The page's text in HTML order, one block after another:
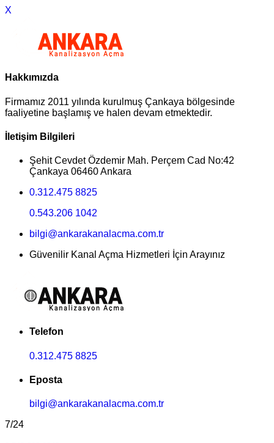
X
Hakkımızda
Firmamız 2011 yılında kurulmuş Çankaya bölgesinde
faaliyetine başlamış ve halen devam etmektedir.
İletişim Bilgileri
Şehit Cevdet Özdemir Mah. Perçem Cad No:42
Çankaya 06460 Ankara
0.312.475 8825
0.543.206 1042
bilgi@ankarakanalacma.com.tr
Güvenilir Kanal Açma Hizmetleri İçin Arayınız
Telefon
0.312.475 8825
Eposta
bilgi@ankarakanalacma.com.tr
7/24